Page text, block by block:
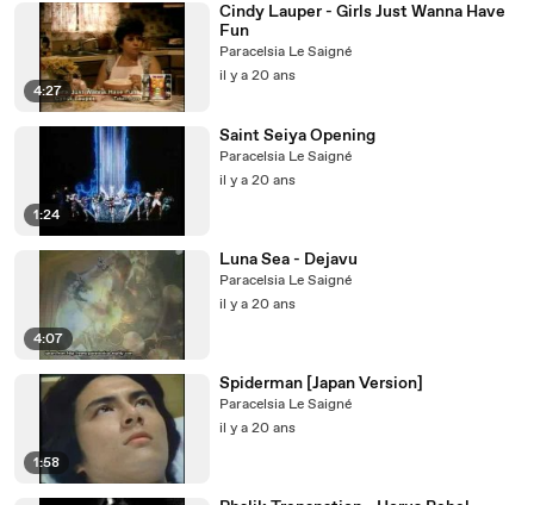
4:27
Cindy Lauper - Girls Just Wanna Have
Fun
Paracelsia Le Saigné
il y a 20 ans
1:24
Saint Seiya Opening
Paracelsia Le Saigné
il y a 20 ans
4:07
Luna Sea - Dejavu
Paracelsia Le Saigné
il y a 20 ans
1:58
Spiderman [Japan Version]
Paracelsia Le Saigné
il y a 20 ans